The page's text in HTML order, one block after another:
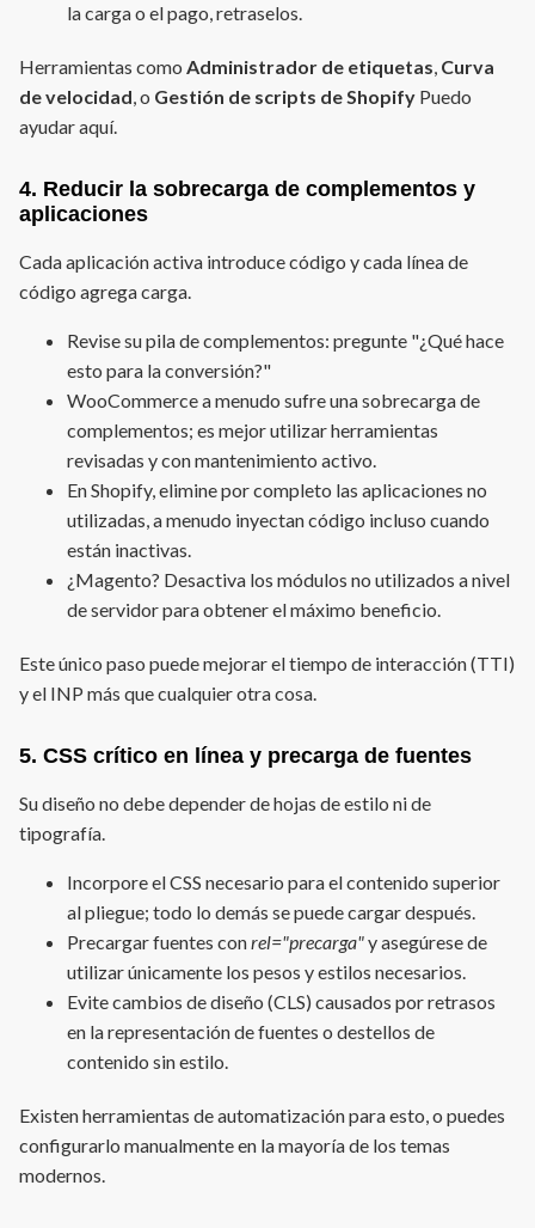
la carga o el pago, retraselos.
Herramientas como Administrador de etiquetas, Curva
de velocidad, o Gestión de scripts de Shopify Puedo
ayudar aquí.
4. Reducir la sobrecarga de complementos y
aplicaciones
Cada aplicación activa introduce código y cada línea de
código agrega carga.
Revise su pila de complementos: pregunte "¿Qué hace
esto para la conversión?"
WooCommerce a menudo sufre una sobrecarga de
complementos; es mejor utilizar herramientas
revisadas y con mantenimiento activo.
En Shopify, elimine por completo las aplicaciones no
utilizadas, a menudo inyectan código incluso cuando
están inactivas.
¿Magento? Desactiva los módulos no utilizados a nivel
de servidor para obtener el máximo beneficio.
Este único paso puede mejorar el tiempo de interacción (TTI)
y el INP más que cualquier otra cosa.
5. CSS crítico en línea y precarga de fuentes
Su diseño no debe depender de hojas de estilo ni de
tipografía.
Incorpore el CSS necesario para el contenido superior
al pliegue; todo lo demás se puede cargar después.
Precargar fuentes conrel="precarga"y asegúrese de
utilizar únicamente los pesos y estilos necesarios.
Evite cambios de diseño (CLS) causados por retrasos
en la representación de fuentes o destellos de
contenido sin estilo.
Existen herramientas de automatización para esto, o puedes
configurarlo manualmente en la mayoría de los temas
modernos.